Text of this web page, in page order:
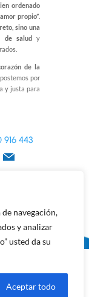
navegación,
y analizar
usted da su
Aceptar todo
ordenado
propio”
sino una
de saludy
de la
por
y justa para
916 443